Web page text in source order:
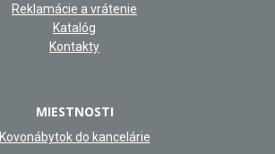
Reklamácie a vrátenie
Katalóg
Kontakty
MIESTNOSTI
Kovonábytok do kancelárie